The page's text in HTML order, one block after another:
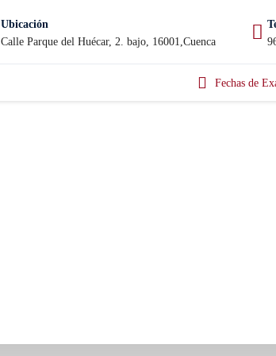
Ubicación
Calle Parque del Huécar, 2. bajo, 16001,Cuenca
Fechas de